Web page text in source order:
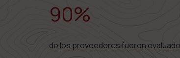
90%
de los proveedores fueron